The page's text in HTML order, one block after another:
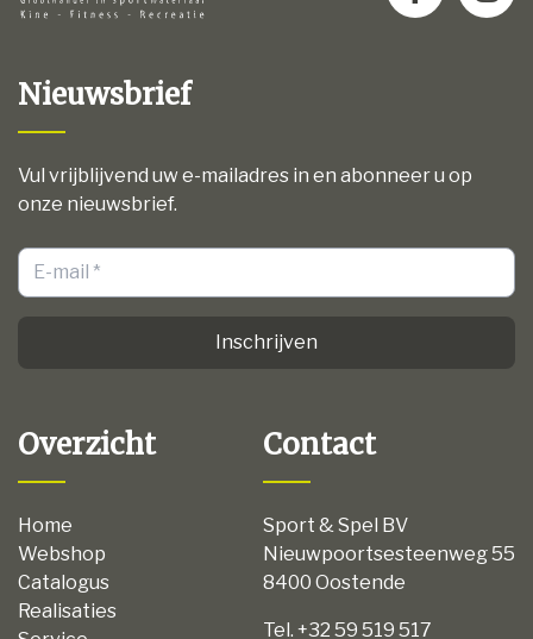
Nieuwsbrief
Vul vrijblijvend uw e-mailadres in en abonneer u op
onze nieuwsbrief.
Inschrijven
Overzicht
Home
Webshop
Catalogus
Realisaties
Contact
Sport & Spel BV
Nieuwpoortsesteenweg 55
8400 Oostende
Tel. +32 59 519 517